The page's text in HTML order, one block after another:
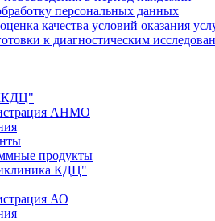
персональных данных
качества условий оказания
к диагностическим
АНМО
продукты
КДЦ"
АО